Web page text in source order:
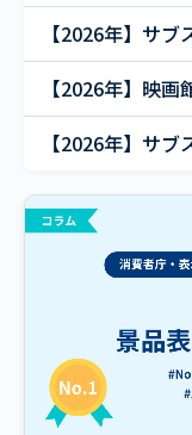
【2026年】サ
【2026年】映画
【2026年】サ